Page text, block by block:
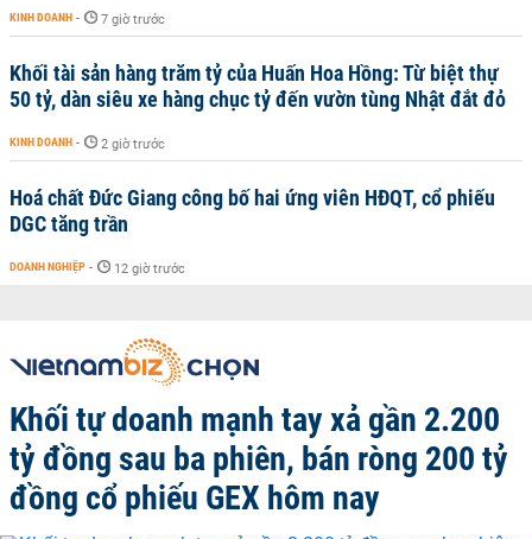
KINH DOANH - 7 giờ trước
Khối tài sản hàng trăm tỷ của Huấn Hoa Hồng: Từ biệt thự
50 tỷ, dàn siêu xe hàng chục tỷ đến vườn tùng Nhật đắt đỏ
KINH DOANH - 2 giờ trước
Hoá chất Đức Giang công bố hai ứng viên HĐQT, cổ phiếu
DGC tăng trần
DOANH NGHIỆP - 12 giờ trước
Khối tự doanh mạnh tay xả gần 2.200
tỷ đồng sau ba phiên, bán ròng 200 tỷ
đồng cổ phiếu GEX hôm nay